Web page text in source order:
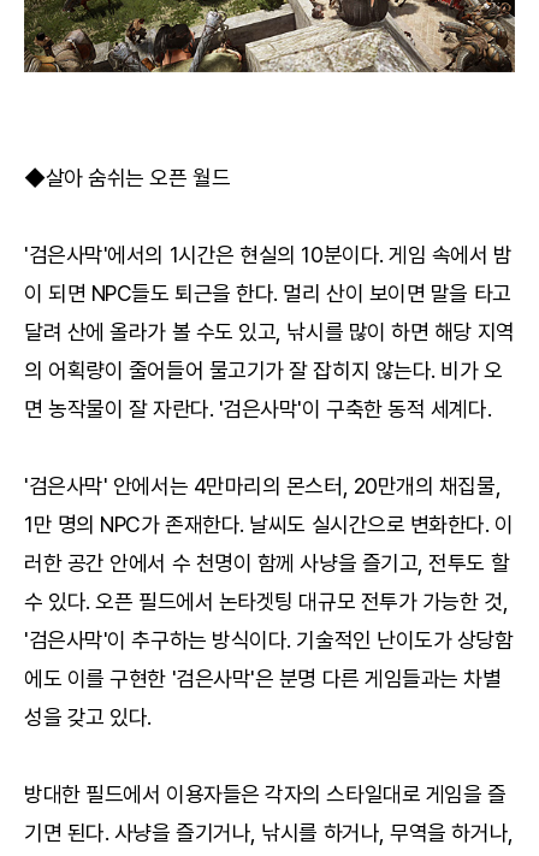
◆살아 숨쉬는 오픈 월드
'검은사막'에서의 1시간은 현실의 10분이다. 게임 속에서 밤
이 되면 NPC들도 퇴근을 한다. 멀리 산이 보이면 말을 타고
달려 산에 올라가 볼 수도 있고, 낚시를 많이 하면 해당 지역
의 어획량이 줄어들어 물고기가 잘 잡히지 않는다. 비가 오
면 농작물이 잘 자란다. '검은사막'이 구축한 동적 세계다.
'검은사막' 안에서는 4만마리의 몬스터, 20만개의 채집물,
1만 명의 NPC가 존재한다. 날씨도 실시간으로 변화한다. 이
러한 공간 안에서 수 천명이 함께 사냥을 즐기고, 전투도 할
수 있다. 오픈 필드에서 논타겟팅 대규모 전투가 가능한 것,
'검은사막'이 추구하는 방식이다. 기술적인 난이도가 상당함
에도 이를 구현한 '검은사막'은 분명 다른 게임들과는 차별
성을 갖고 있다.
방대한 필드에서 이용자들은 각자의 스타일대로 게임을 즐
기면 된다. 사냥을 즐기거나, 낚시를 하거나, 무역을 하거나,